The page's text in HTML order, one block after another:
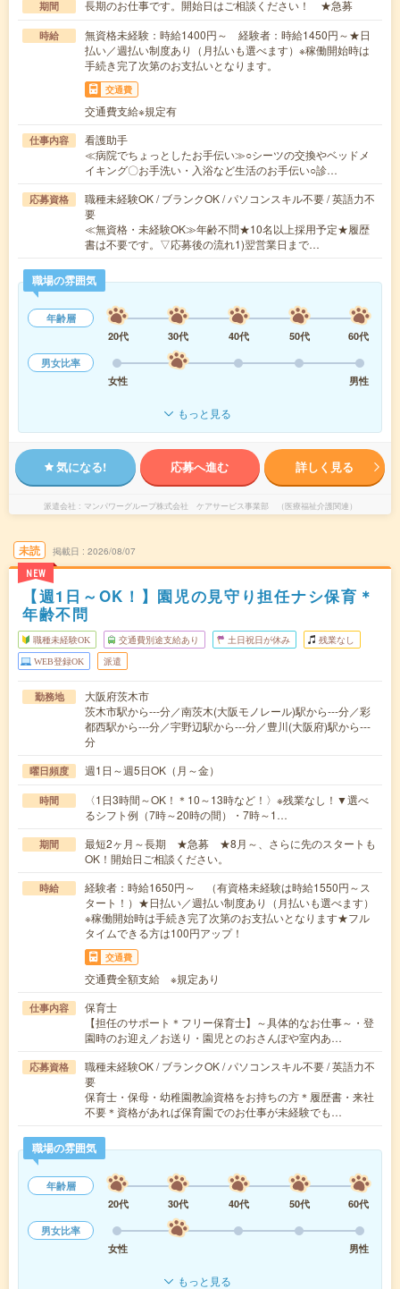
期間 長期のお仕事です。開始日はご相談ください！ ★急募
時給
無資格未経験：時給1400円～ 経験者：時給1450円～★日
払い／週払い制度あり（月払いも選べます）※稼働開始時は
手続き完了次第のお支払いとなります。
交通費
交通費支給※規定有
仕事内容
看護助手
≪病院でちょっとしたお手伝い≫○シーツの交換やベッドメ
イキング〇お手洗い・入浴など生活のお手伝い○診…
応募資格
職種未経験OK / ブランクOK / パソコンスキル不要 / 英語力不
要
≪無資格・未経験OK≫年齢不問★10名以上採用予定★履歴
書は不要です。▽応募後の流れ1)翌営業日まで…
職場の雰囲気
年齢層
20代
30代 40代 50代
60代
男女比率
女性
男性
もっと見る
気になる! 応募へ進む 詳しく見る
派遣会社 マンパワーグループ株式会社 ケアサービス事業部 （医療福祉介護関連）
未読
NEW
掲載日 2026/08/07
【週1日～OK！】園児の見守り担任ナシ保育＊
年齢不問
職種未経験OK 交通費別途支給あり 土日祝日が休み 残業なし
WEB登録OK 派遣
勤務地
大阪府茨木市
茨木市駅から---分／南茨木(大阪モノレール)駅から---分／彩
都西駅から---分／宇野辺駅から---分／豊川(大阪府)駅から---
分
曜日頻度 週1日～週5日OK（月～金）
時間
〈1日3時間～OK！＊10～13時など！〉※残業なし！▼選べ
るシフト例（7時～20時の間）・7時～1…
期間
最短2ヶ月～長期 ★急募 ★8月～、さらに先のスタートも
OK！開始日ご相談ください。
時給
経験者：時給1650円～ （有資格未経験は時給1550円～ス
タート！）★日払い／週払い制度あり（月払いも選べます）
※稼働開始時は手続き完了次第のお支払いとなります★フル
タイムできる方は100円アップ！
交通費
交通費全額支給 ※規定あり
仕事内容
保育士
【担任のサポート＊フリー保育士】～具体的なお仕事～・登
園時のお迎え／お送り・園児とのおさんぽや室内あ…
応募資格
職種未経験OK / ブランクOK / パソコンスキル不要 / 英語力不
要
保育士・保母・幼稚園教諭資格をお持ちの方＊履歴書・来社
不要＊資格があれば保育園でのお仕事が未経験でも…
職場の雰囲気
年齢層
20代
30代 40代 50代
60代
男女比率
女性
男性
もっと見る